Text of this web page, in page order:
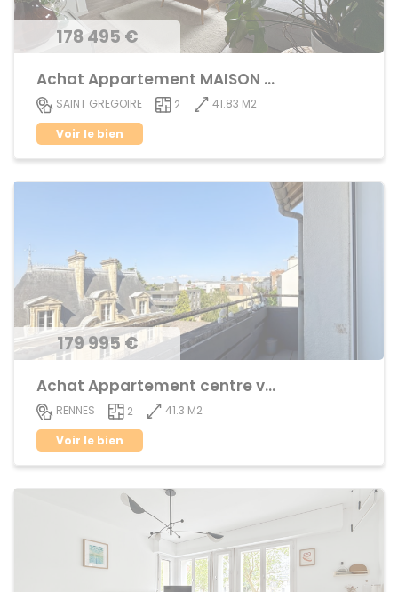
178 495 €
Achat Appartement MAISON BLANCHE
SAINT GREGOIRE 2
41.83 M2
Voir le bien
179 995 €
Achat Appartement centre ville
RENNES 2
41.3 M2
Voir le bien